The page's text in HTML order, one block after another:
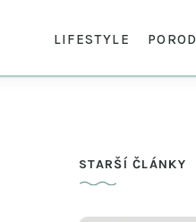
LIFESTYLE POROD
STARŠÍ ČLÁNKY